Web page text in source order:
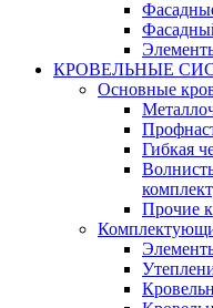
КРОВЕЛЬНЫЕ
Основные
Гибкая
Прочие